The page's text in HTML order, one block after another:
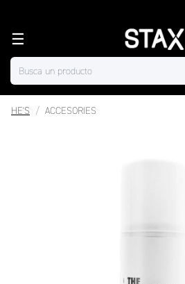
☰
HE'S ACCESORIES